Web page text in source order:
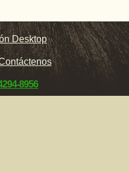
Desktop
8956